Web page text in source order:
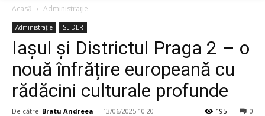
Acasă Administrație
Administrație SLIDER
Iașul și Districtul Praga 2 – o
nouă înfrățire europeană cu
rădăcini culturale profunde
De către Bratu Andreea - 13/06/2025 10:20 0
195